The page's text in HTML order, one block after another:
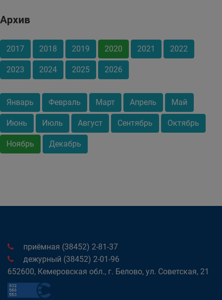
Архив
2017 2018 2019 2020 2021 2022
2023 2024 2025 2026
Январь Февраль Март Апрель Май
Июнь Июль Август Сентябрь Октябрь
Ноябрь Декабрь
приёмная (38452) 2-81-37
дежурный (38452) 2-01-96
652600, Кемеровская обл., г. Белово, ул. Советская, 21